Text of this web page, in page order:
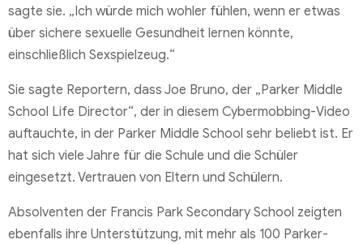
sagte sie. „Ich würde mich wohler fühlen, wenn er etwas
über sichere sexuelle Gesundheit lernen könnte,
einschließlich Sexspielzeug.“
Sie sagte Reportern, dass Joe Bruno, der „Parker Middle
School Life Director“, der in diesem Cybermobbing-Video
auftauchte, in der Parker Middle School sehr beliebt ist. Er
hat sich viele Jahre für die Schule und die Schüler
eingesetzt. Vertrauen von Eltern und Schülern.
Absolventen der Francis Park Secondary School zeigten
ebenfalls ihre Unterstützung, mit mehr als 100 Parker-